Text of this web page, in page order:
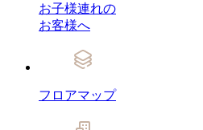
お子様連れの
お客様へ
フロアマップ